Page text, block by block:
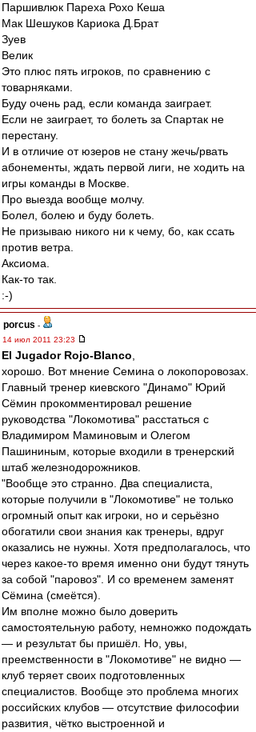
Паршивлюк Пареха Рохо Кеша
Мак Шешуков Кариока Д.Брат
Зуев
Велик
Это плюс пять игроков, по сравнению с
товарняками.
Буду очень рад, если команда заиграет.
Если не заиграет, то болеть за Спартак не
перестану.
И в отличие от юзеров не стану жечь/рвать
абонементы, ждать первой лиги, не ходить на
игры команды в Москве.
Про выезда вообще молчу.
Болел, болею и буду болеть.
Не призываю никого ни к чему, бо, как ссать
против ветра.
Аксиома.
Как-то так.
:-)
porcus -
14 июл 2011 23:23
El Jugador Rojo-Blanco
хорошо. Вот мнение Семина о локопоровозах.
Главный тренер киевского "Динамо" Юрий
Сёмин прокомментировал решение
руководства "Локомотива" расстаться с
Владимиром Маминовым и Олегом
Пашининым, которые входили в тренерский
штаб железнодорожников.
"Вообще это странно. Два специалиста,
которые получили в "Локомотиве" не только
огромный опыт как игроки, но и серьёзно
обогатили свои знания как тренеры, вдруг
оказались не нужны. Хотя предполагалось, что
через какое-то время именно они будут тянуть
за собой "паровоз". И со временем заменят
Сёмина (смеётся).
Им вполне можно было доверить
самостоятельную работу, немножко подождать
— и результат бы пришёл. Но, увы,
преемственности в "Локомотиве" не видно —
клуб теряет своих подготовленных
специалистов. Вообще это проблема многих
российских клубов — отсутствие философии
развития, чётко выстроенной и